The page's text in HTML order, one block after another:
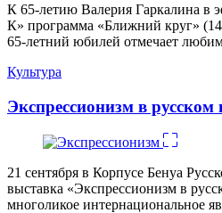
К 65-летию Валерия Гаркалина в
К» программа «Ближний круг» (14
65-летний юбилей отмечает
Категории
Культура
Экспрессионизм в русском
21 сентября в Корпусе Бенуа
выставка «Экспрессионизм в
многоликое интернациональное